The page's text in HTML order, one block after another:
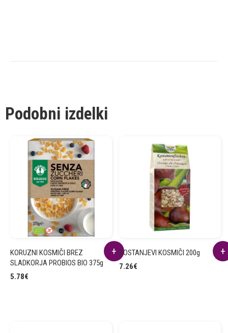
Podobni izdelki
KORUZNI KOSMIČI BREZ
SLADKORJA PROBIOS BIO 375g
5.78€
KOSTANJEVI KOSMIČI 200g
7.26€